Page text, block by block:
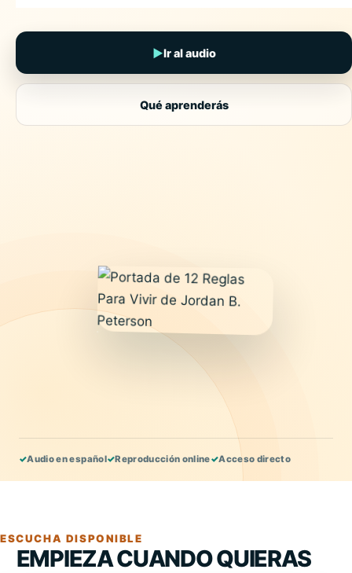
▶Ir al audio
Qué aprenderás
✓Audio en español✓Reproducción online✓Acceso directo
ESCUCHA DISPONIBLE
EMPIEZA CUANDO QUIERAS